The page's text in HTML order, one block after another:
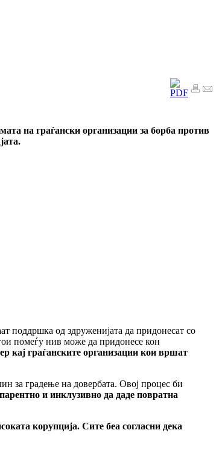
на граѓански организации за борба против
поддршка од здруженијата да придонесат со
помеѓу нив може да придонесе кон
кај граѓанските организации кои вршат
за градење на довербата. Овој процес би
и инклузивно да даде повратна
корупција. Сите беа согласни дека